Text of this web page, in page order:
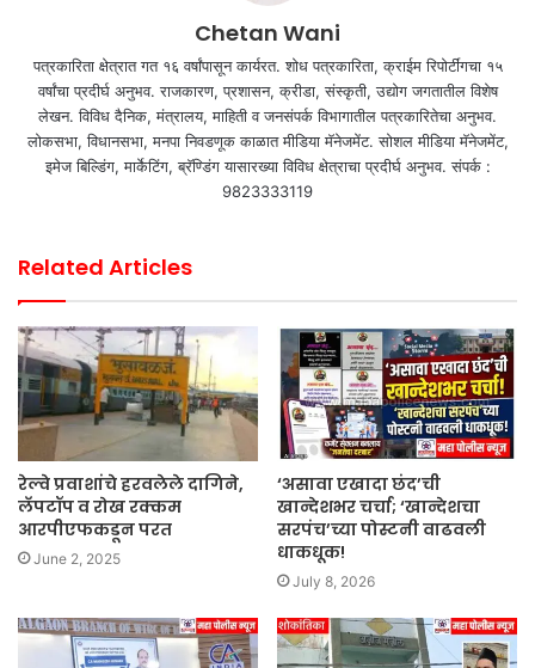
Chetan Wani
पत्रकारिता क्षेत्रात गत १६ वर्षांपासून कार्यरत. शोध पत्रकारिता, क्राईम रिपोर्टींगचा १५
वर्षांचा प्रदीर्घ अनुभव. राजकारण, प्रशासन, क्रीडा, संस्कृती, उद्योग जगतातील विशेष
लेखन. विविध दैनिक, मंत्रालय, माहिती व जनसंपर्क विभागातील पत्रकारितेचा अनुभव.
लोकसभा, विधानसभा, मनपा निवडणूक काळात मीडिया मॅनेजमेंट. सोशल मीडिया मॅनेजमेंट,
इमेज बिल्डिंग, मार्केटिंग, ब्रॅण्डिंग यासारख्या विविध क्षेत्राचा प्रदीर्घ अनुभव. संपर्क :
9823333119
Related Articles
रेल्वे प्रवाशांचे हरवलेले दागिने,
लॅपटॉप व रोख रक्कम
आरपीएफकडून परत
June 2, 2025
‘असावा एखादा छंद’ची
खान्देशभर चर्चा; ‘खान्देशचा
सरपंच’च्या पोस्टनी वाढवली
धाकधूक!
July 8, 2026